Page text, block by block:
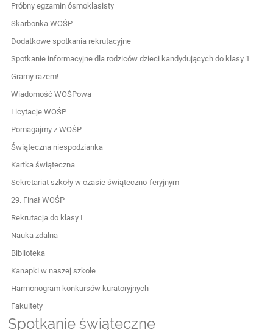
Próbny egzamin ósmoklasisty
Skarbonka WOŚP
Dodatkowe spotkania rekrutacyjne
Spotkanie informacyjne dla rodziców dzieci kandydujących do klasy 1
Gramy razem!
Wiadomość WOŚPowa
Licytacje WOŚP
Pomagajmy z WOŚP
Świąteczna niespodzianka
Kartka świąteczna
Sekretariat szkoły w czasie świąteczno-feryjnym
29. Finał WOŚP
Rekrutacja do klasy I
Nauka zdalna
Biblioteka
Kanapki w naszej szkole
Harmonogram konkursów kuratoryjnych
Fakultety
Spotkanie świąteczne